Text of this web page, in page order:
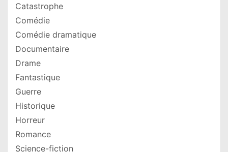
Catastrophe
Comédie
Comédie dramatique
Documentaire
Drame
Fantastique
Guerre
Historique
Horreur
Romance
Science-fiction